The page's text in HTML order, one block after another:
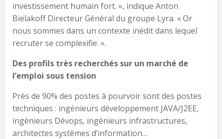
investissement humain fort. », indique Anton
Bielakoff Directeur Général du groupe Lyra. « Or
nous sommes dans un contexte inédit dans lequel
recruter se complexifie. ».
Des profils très recherchés sur un marché de
l’emploi sous tension
Près de 90% des postes à pourvoir sont des postes
techniques : ingénieurs développement JAVA/J2EE,
ingénieurs Dévops, ingénieurs infrastructures,
architectes systèmes d’information…